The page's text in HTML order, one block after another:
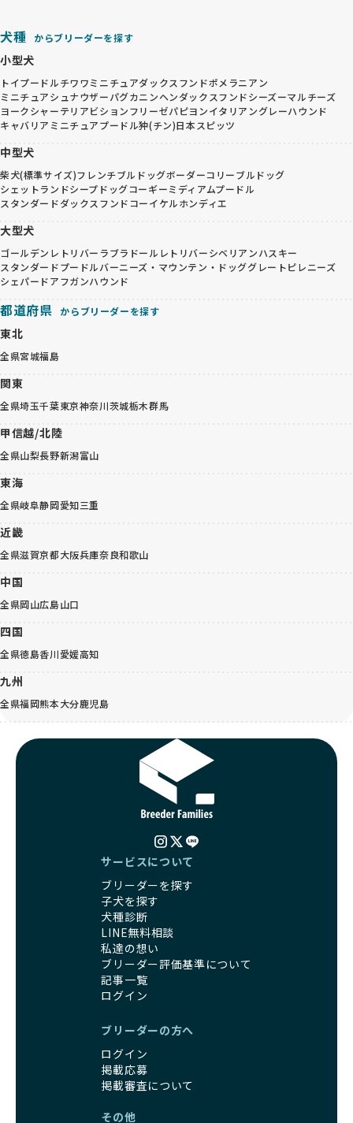
犬種 からブリーダーを探す
小型犬
トイプードルチワワミニチュアダックスフンドポメラニアン
ミニチュアシュナウザーパグカニンヘンダックスフンドシーズーマルチーズ
ヨークシャーテリアビションフリーゼパピヨンイタリアングレーハウンド
キャバリア ミニチュアプードル狆(チン)日本スピッツ
中型犬
柴犬(標準サイズ)フレンチブルドッグボーダーコリーブルドッグ
シェットランドシープドッグコーギーミディアムプードル
スタンダードダックスフンドコーイケルホンディエ
大型犬
ゴールデンレトリバー ラブラドールレトリバーシベリアンハスキー
スタンダードプードルバーニーズ・マウンテン・ドッググレートピレニーズ
シェパードアフガンハウンド
都道府県 からブリーダーを探す
東北
全県宮城福島
関東
全県埼玉千葉東京神奈川茨城栃木群馬
甲信越/北陸
全県山梨長野新潟富山
東海
全県岐阜静岡愛知三重
近畿
全県滋賀京都大阪兵庫奈良和歌山
中国
全県岡山広島山口
四国
全県徳島香川愛媛高知
九州
全県福岡熊本大分鹿児島
サービスについて
ブリーダーを探す
子犬を探す
犬種診断
LINE無料相談
私達の想い
ブリーダー評価基準について
記事一覧
ログイン
ブリーダーの方へ
ログイン
掲載応募
掲載審査について
その他